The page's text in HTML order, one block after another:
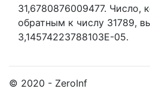
31,6780876009477. Число,
обратным к числу 31789,
3,14574223788103E-05.
© 2020 - ZeroInf